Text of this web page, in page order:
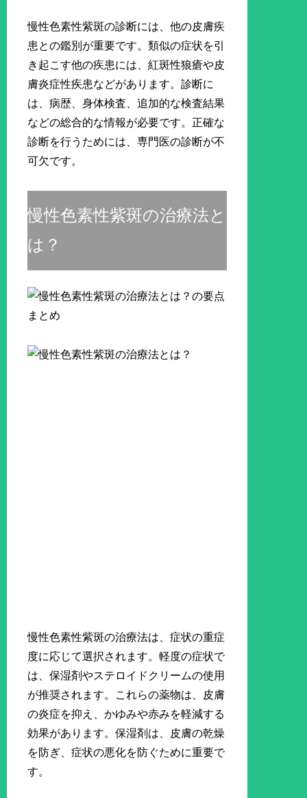
慢性色素性紫斑の診断には、他の皮膚疾
患との鑑別が重要です。類似の症状を引
き起こす他の疾患には、紅斑性狼瘡や皮
膚炎症性疾患などがあります。診断に
は、病歴、身体検査、追加的な検査結果
などの総合的な情報が必要です。正確な
診断を行うためには、専門医の診断が不
可欠です。
慢性色素性紫斑の治療法と
は？
慢性色素性紫斑の治療法は、症状の重症
度に応じて選択されます。軽度の症状で
は、保湿剤やステロイドクリームの使用
が推奨されます。これらの薬物は、皮膚
の炎症を抑え、かゆみや赤みを軽減する
効果があります。保湿剤は、皮膚の乾燥
を防ぎ、症状の悪化を防ぐために重要で
す。